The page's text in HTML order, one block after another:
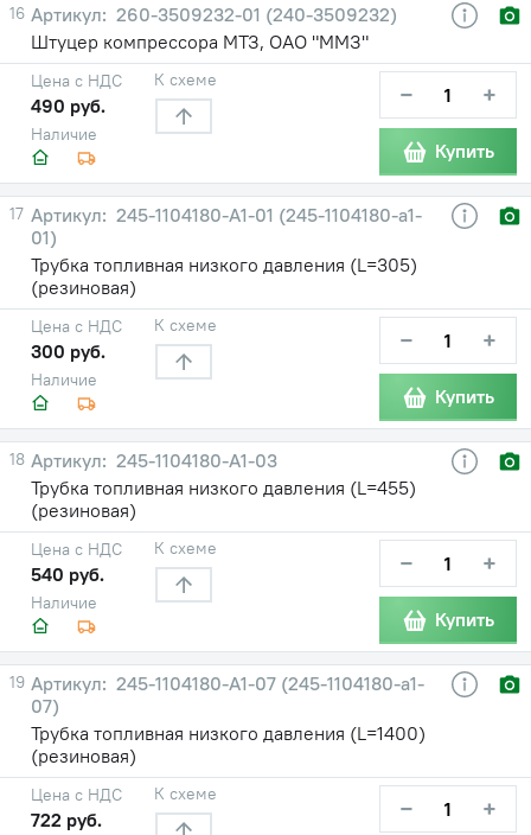
16
260-3509232-01 (240-3509232)
Штуцер компрессора МТЗ, ОАО "ММЗ"
Наличие
Цена с НДС
490 руб.
К схеме − +
Купить
17
245-1104180-А1-01 (245-1104180-а1-
01)
Трубка топливная низкого давления (L=305)
(резиновая)
Наличие
Цена с НДС
300 руб.
К схеме − +
Купить
18
245-1104180-А1-03
Трубка топливная низкого давления (L=455)
(резиновая)
Наличие
Цена с НДС
540 руб.
К схеме − +
Купить
19
245-1104180-А1-07 (245-1104180-а1-
07)
Трубка топливная низкого давления (L=1400)
(резиновая)
Цена с НДС
722 руб.
К схеме − +